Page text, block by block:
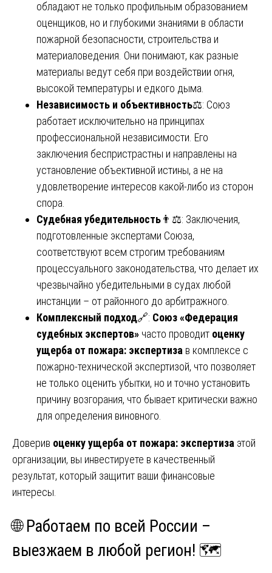
обладают не только профильным образованием
оценщиков, но и глубокими знаниями в области
пожарной безопасности, строительства и
материаловедения. Они понимают, как разные
материалы ведут себя при воздействии огня,
высокой температуры и едкого дыма.
Независимость и объективность⚖️: Союз
работает исключительно на принципах
профессиональной независимости. Его
заключения беспристрастны и направлены на
установление объективной истины, а не на
удовлетворение интересов какой-либо из сторон
спора.
Судебная убедительность👨⚖️: Заключения,
подготовленные экспертами Союза,
соответствуют всем строгим требованиям
процессуального законодательства, что делает их
чрезвычайно убедительными в судах любой
инстанции – от районного до арбитражного.
Комплексный подход🔗: Союз «Федерация
судебных экспертов» часто проводит оценку
ущерба от пожара: экспертиза в комплексе с
пожарно-технической экспертизой, что позволяет
не только оценить убытки, но и точно установить
причину возгорания, что бывает критически важно
для определения виновного.
Доверив оценку ущерба от пожара: экспертиза этой
организации, вы инвестируете в качественный
результат, который защитит ваши финансовые
интересы.
🌐 Работаем по всей России –
выезжаем в любой регион! 🗺️